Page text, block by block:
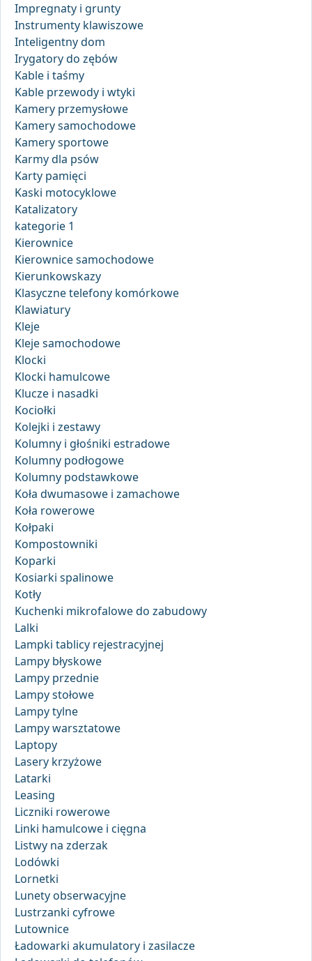
Impregnaty i grunty
Instrumenty klawiszowe
Inteligentny dom
Irygatory do zębów
Kable i taśmy
Kable przewody i wtyki
Kamery przemysłowe
Kamery samochodowe
Kamery sportowe
Karmy dla psów
Karty pamięci
Kaski motocyklowe
Katalizatory
kategorie 1
Kierownice
Kierownice samochodowe
Kierunkowskazy
Klasyczne telefony komórkowe
Klawiatury
Kleje
Kleje samochodowe
Klocki
Klocki hamulcowe
Klucze i nasadki
Kociołki
Kolejki i zestawy
Kolumny i głośniki estradowe
Kolumny podłogowe
Kolumny podstawkowe
Koła dwumasowe i zamachowe
Koła rowerowe
Kołpaki
Kompostowniki
Koparki
Kosiarki spalinowe
Kotły
Kuchenki mikrofalowe do zabudowy
Lalki
Lampki tablicy rejestracyjnej
Lampy błyskowe
Lampy przednie
Lampy stołowe
Lampy tylne
Lampy warsztatowe
Laptopy
Lasery krzyżowe
Latarki
Leasing
Liczniki rowerowe
Linki hamulcowe i cięgna
Listwy na zderzak
Lodówki
Lornetki
Lunety obserwacyjne
Lustrzanki cyfrowe
Lutownice
Ładowarki akumulatory i zasilacze